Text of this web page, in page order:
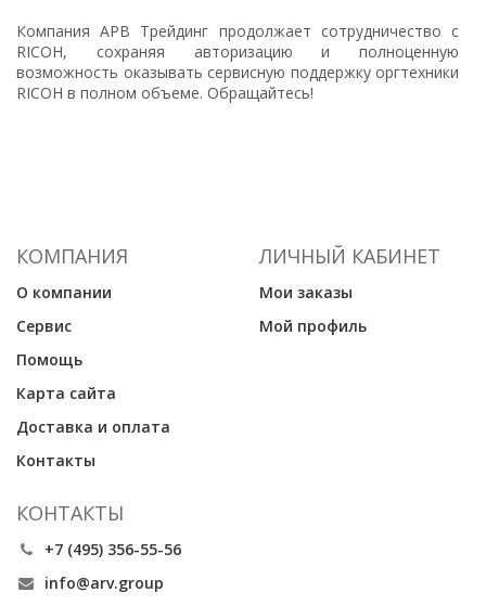
Компания АРВ Трейдинг продолжает сотрудничество с
RICOH, сохраняя авторизацию и полноценную
возможность оказывать сервисную поддержку оргтехники
RICOH в полном объеме. Обращайтесь!
КОМПАНИЯ
О компании
Сервис
Помощь
Карта сайта
Доставка и оплата
Контакты
ЛИЧНЫЙ КАБИНЕТ
Мои заказы
Мой профиль
КОНТАКТЫ
+7 (495) 356-55-56
info@arv.group